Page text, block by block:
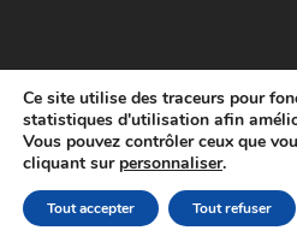
Développé avec favoritepar le Territoire de
Politique de protection des données
Accessibilité : non conforme
Ce site utilise des traceurs pour
statistiques d'utilisation afin
Vous pouvez contrôler ceux que
cliquant sur personnaliser.
Tout accepter Tout refuser